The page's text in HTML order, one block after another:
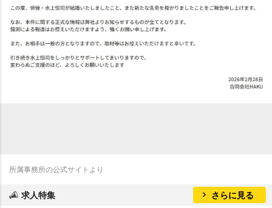
所属事務所の公式サイトより
求人特集 さらに見る